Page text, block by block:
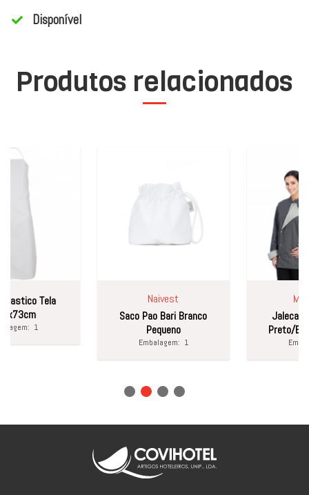
Disponível
Produtos relacionados
Tela
1
Naivest
Saco Pao Bari Branco
Pequeno
Embalagem:1
Jaleca
Preto/